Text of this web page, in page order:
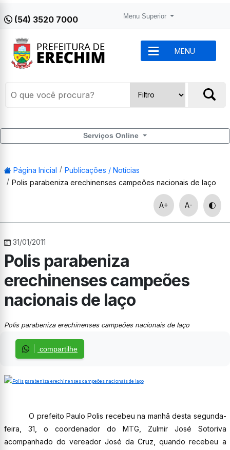
(54) 3520 7000 Menu Superior
MENU
Serviços Online
Página Inicial
Publicações / Notícias
Polis parabeniza erechinenses campeões nacionais de laço
A+ A-
31/01/2011
Polis parabeniza
erechinenses campeões
nacionais de laço
Polis parabeniza erechinenses campeões nacionais de laço
compartilhe
O prefeito Paulo Polis recebeu na manhã desta segunda-
feira, 31, o coordenador do MTG, Zulmir José Sotoriva
acompanhado do vereador José da Cruz, quando recebeu a